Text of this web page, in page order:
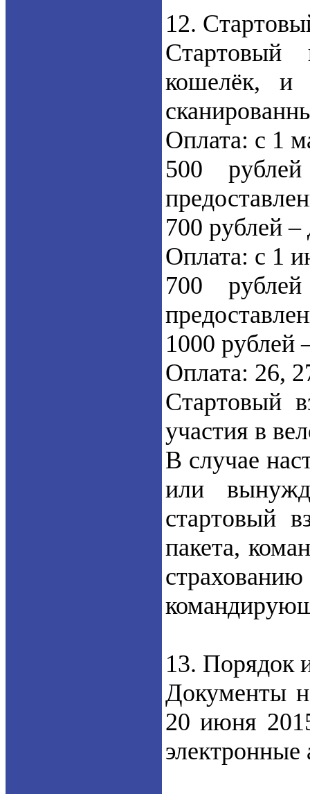
12.
Стартовый
кошелёк, и
Оплата: с 1
500
700 рублей –
Оплата: с 1
700
1000 рублей
Оплата: 26,
Стартовый
участия в
В случае
или
стартовый
пакета,
13. Порядок
Документы
20 июня
электронные